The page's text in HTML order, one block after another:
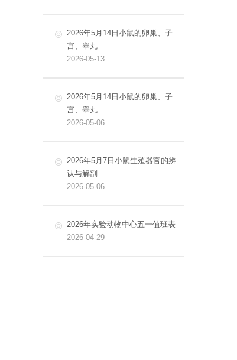
2026年5月14日小鼠的卵巢、子
宫、睾丸...
2026-05-13
2026年5月14日小鼠的卵巢、子
宫、睾丸...
2026-05-06
2026年5月7日小鼠生殖器官的辨
认与解剖...
2026-05-06
2026年实验动物中心五一值班表
2026-04-29